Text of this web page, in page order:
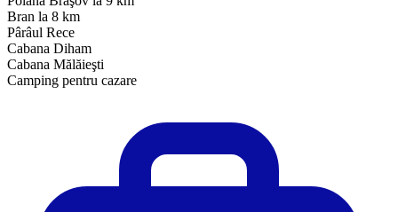
Bran la 8 km
Pârâul Rece
Cabana Diham
Cabana Mălăieşti
Camping pentru cazare